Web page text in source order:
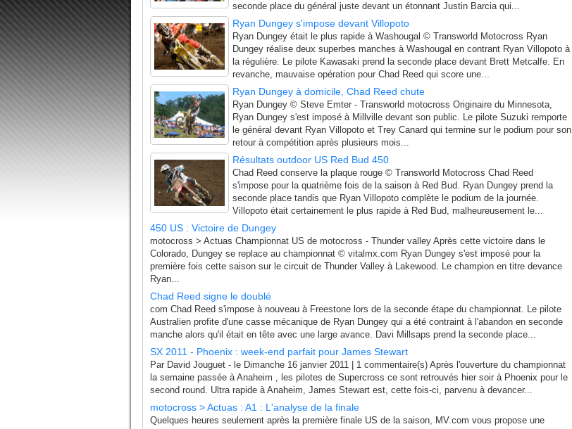
seconde place du général juste devant un étonnant Justin Barcia qui...
Ryan Dungey s'impose devant Villopoto
Ryan Dungey était le plus rapide à Washougal © Transworld Motocross Ryan
Dungey réalise deux superbes manches à Washougal en contrant Ryan Villopoto à
la régulière. Le pilote Kawasaki prend la seconde place devant Brett Metcalfe. En
revanche, mauvaise opération pour Chad Reed qui score une...
Ryan Dungey à domicile, Chad Reed chute
Ryan Dungey © Steve Emter - Transworld motocross Originaire du Minnesota,
Ryan Dungey s'est imposé à Millville devant son public. Le pilote Suzuki remporte
le général devant Ryan Villopoto et Trey Canard qui termine sur le podium pour son
retour à compétition après plusieurs mois...
Résultats outdoor US Red Bud 450
Chad Reed conserve la plaque rouge © Transworld Motocross Chad Reed
s'impose pour la quatrième fois de la saison à Red Bud. Ryan Dungey prend la
seconde place tandis que Ryan Villopoto complète le podium de la journée.
Villopoto était certainement le plus rapide à Red Bud, malheureusement le...
450 US : Victoire de Dungey
motocross > Actuas Championnat US de motocross - Thunder valley Après cette victoire dans le
Colorado, Dungey se replace au championnat © vitalmx.com Ryan Dungey s'est imposé pour la
première fois cette saison sur le circuit de Thunder Valley à Lakewood. Le champion en titre devance
Ryan...
Chad Reed signe le doublé
com Chad Reed s'impose à nouveau à Freestone lors de la seconde étape du championnat. Le pilote
Australien profite d'une casse mécanique de Ryan Dungey qui a été contraint à l'abandon en seconde
manche alors qu'il était en tête avec une large avance. Davi Millsaps prend la seconde place...
SX 2011 - Phoenix : week-end parfait pour James Stewart
Par David Jouguet - le Dimanche 16 janvier 2011 | 1 commentaire(s) Après l'ouverture du championnat
la semaine passée à Anaheim , les pilotes de Supercross ce sont retrouvés hier soir à Phoenix pour le
second round. Ultra rapide à Anaheim, James Stewart est, cette fois-ci, parvenu à devancer...
motocross > Actuas : A1 : L'analyse de la finale
Quelques heures seulement après la première finale US de la saison, MV.com vous propose une